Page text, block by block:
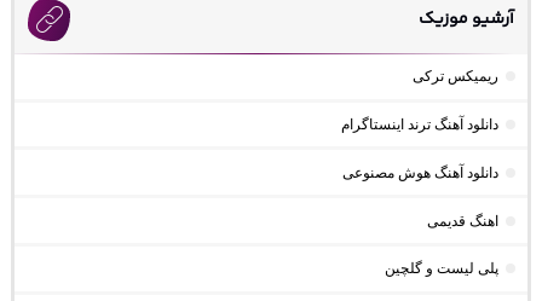
آرشیو موزیک
ریمیکس ترکی
دانلود آهنگ ترند اینستاگرام
دانلود آهنگ هوش مصنوعی
اهنگ قدیمی
پلی لیست و گلچین